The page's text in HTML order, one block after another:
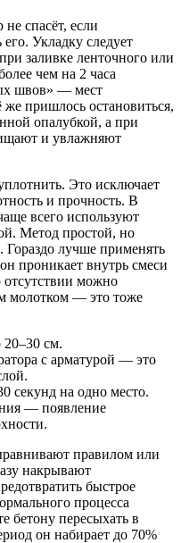
спасёт, если
Укладку следует
заливке ленточного или
чем на 2 часа
швов» — мест
пришлось остановиться,
опалубкой, а при
и увлажняют
Это исключает
и прочность. В
всего используют
Метод простой, но
лучше применять
проникает внутрь смеси
можно
молотком — это тоже
20–30 см.
с арматурой — это
секунд на одно место.
— появление
правилом или
накрывают
быстрое
процесса
бетону пересыхать в
он набирает до 70%